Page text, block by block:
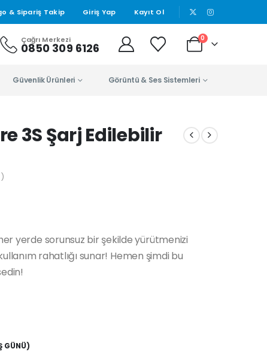
& Sipariş Takip Giriş Yap Kayıt Ol |
Çağrı Merkezi
0850 309 6126
0
Güvenlik Ürünleri Görüntü & Ses Sistemleri
3S Şarj Edilebilir
yerde sorunsuz bir şekilde yürütmenizi
rahatlığı sunar! Hemen şimdi bu
GÜNÜ)